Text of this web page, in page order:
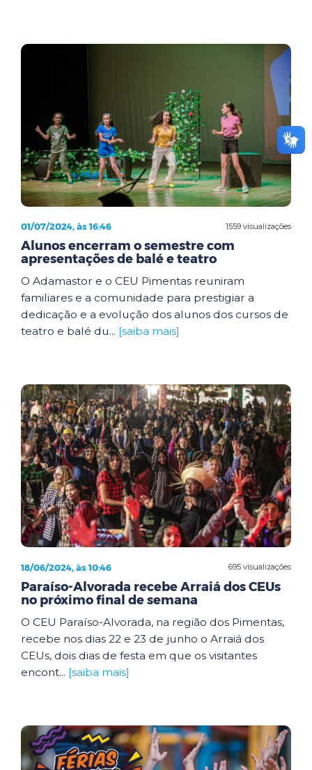
1559 visualizações
01/07/2024, às 16:46
Alunos encerram o semestre com
apresentações de balé e teatro
O Adamastor e o CEU Pimentas reuniram
familiares e a comunidade para prestigiar a
dedicação e a evolução dos alunos dos cursos de
teatro e balé du... [saiba mais]
695 visualizações
18/06/2024, às 10:46
Paraíso-Alvorada recebe Arraiá dos CEUs
no próximo final de semana
O CEU Paraíso-Alvorada, na região dos Pimentas,
recebe nos dias 22 e 23 de junho o Arraiá dos
CEUs, dois dias de festa em que os visitantes
encont... [saiba mais]